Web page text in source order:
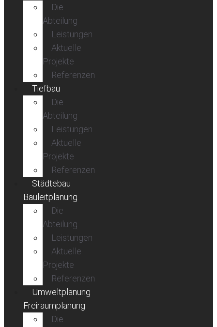
Die
Abteilung
Leistungen
Aktuelle
Projekte
Referenzen
Tiefbau
Die
Abteilung
Leistungen
Aktuelle
Projekte
Referenzen
Städtebau
Bauleitplanung
Die
Abteilung
Leistungen
Aktuelle
Projekte
Referenzen
Umweltplanung
Freiraumplanung
Die